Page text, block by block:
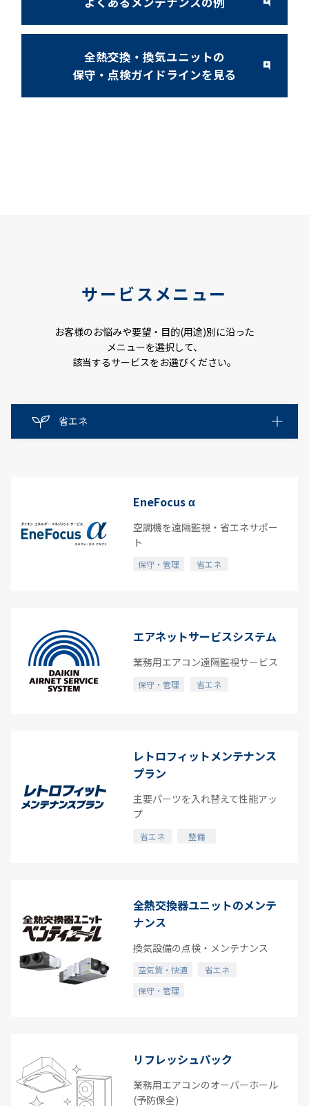
全熱交換・換気ユニットの
保守・点検ガイドラインを見る
サービスメニュー
お客様のお悩みや要望・目的(用途)別に沿った
メニューを選択して、
該当するサービスをお選びください。
省エネ
空気質・快適
EneFocus α
空調機を遠隔監視・省エネサポー
ト
保守・管理 省エネ
エアネットサービスシステム
業務用エアコン遠隔監視サービス
保守・管理 省エネ
レトロフィットメンテナンス
プラン
主要パーツを入れ替えて性能アッ
プ
省エネ 整備
全熱交換器ユニットのメンテ
ナンス
換気設備の点検・メンテナンス
空気質・快適
省エネ
保守・管理
リフレッシュパック
業務用エアコンのオーバーホール
(予防保全)